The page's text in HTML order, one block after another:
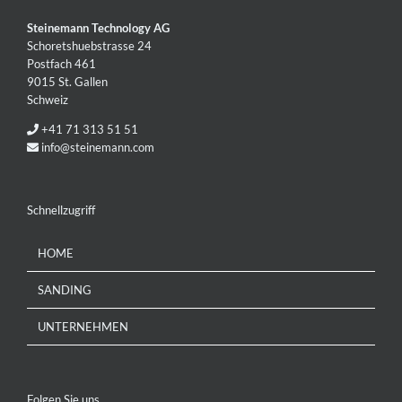
Steinemann Technology AG
Schoretshuebstrasse 24
Postfach 461
9015 St. Gallen
Schweiz
+41 71 313 51 51
info@steinemann.com
Schnellzugriff
HOME
SANDING
UNTERNEHMEN